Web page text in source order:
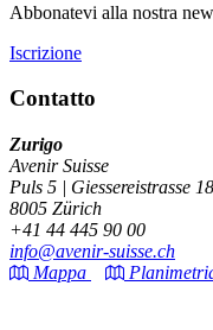
Abbonatevi alla nostra
Iscrizione
Contatto
Zurigo
Avenir Suisse
Puls 5 | Giessereistrasse 18
8005 Zürich
+41 44 445 90 00
info@avenir-suisse.ch
Mappa